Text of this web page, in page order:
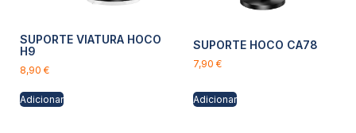
SUPORTE VIATURA HOCO
H9
8,90 €
Adicionar
SUPORTE HOCO CA78
7,90 €
Adicionar